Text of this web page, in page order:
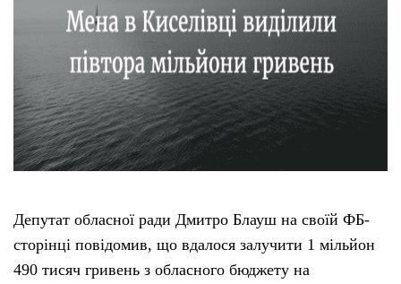
Депутат обласної ради Дмитро Блауш на своїй ФБ-
сторінці повідомив, що вдалося залучити 1 мільйон
490 тисяч гривень з обласного бюджету на